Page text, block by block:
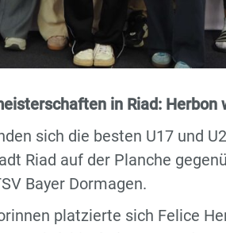
in Riad: Herbon
sich die besten U17 und
Riad auf der Planche
Bayer Dormagen.
platzierte sich Felice